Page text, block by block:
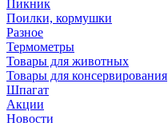
Пикник
Поилки, кормушки
Разное
Термометры
Товары для животных
Товары для консервирования
Шпагат
Акции
Новости